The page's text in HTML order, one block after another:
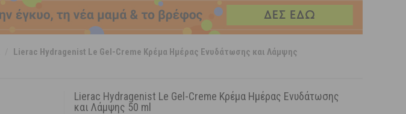
Lierac Hydragenist Le Gel-Creme Κρέμα Ημέρας Ενυδάτωσης και Λάμψης
Lierac Hydragenist Le Gel-Creme Κρέμα Ημέρας Ενυδάτωσης
και Λάμψης 50 ml